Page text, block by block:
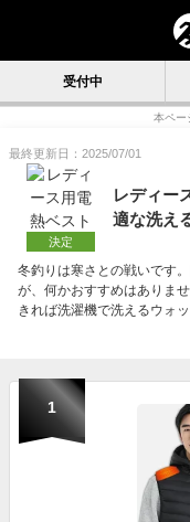
受付中
本ペー
最終更新日：2025/07/01
決定
レディー
適な洗え
冬釣りは寒さとの戦いです
が、何かおすすめはありま
きれば洗濯機で洗えるウォ
1